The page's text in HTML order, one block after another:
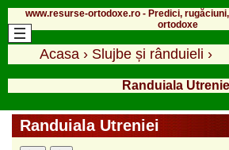
www.resurse-ortodoxe.ro - Predici,
ortodoxe
Acasa › Slujbe și rânduieli ›
Randuiala
Randuiala Utreniei